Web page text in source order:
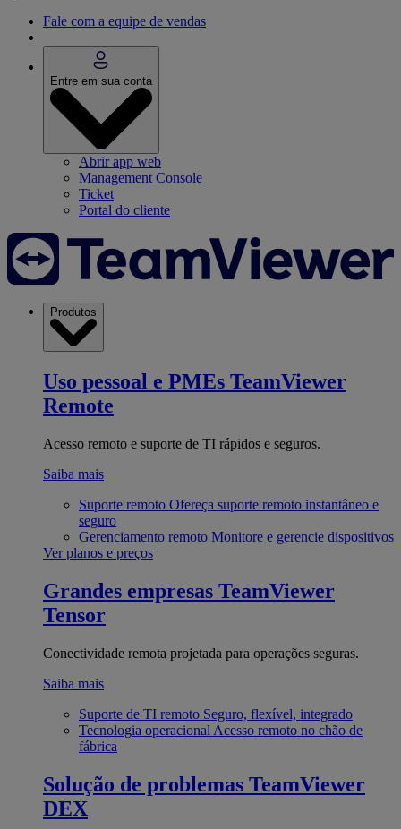
Fale com a equipe de vendas
Entre em sua conta
Abrir app web
Management Console
Ticket
Portal do cliente
Produtos
Uso pessoal e PMEs TeamViewer
Remote
Acesso remoto e suporte de TI rápidos e seguros.
Saiba mais
Suporte remoto Ofereça suporte remoto instantâneo e
seguro
Gerenciamento remoto Monitore e gerencie dispositivos
Ver planos e preços
Grandes empresas TeamViewer
Tensor
Conectividade remota projetada para operações seguras.
Saiba mais
Suporte de TI remoto Seguro, flexível, integrado
Tecnologia operacional Acesso remoto no chão de
fábrica
Solução de problemas TeamViewer
DEX